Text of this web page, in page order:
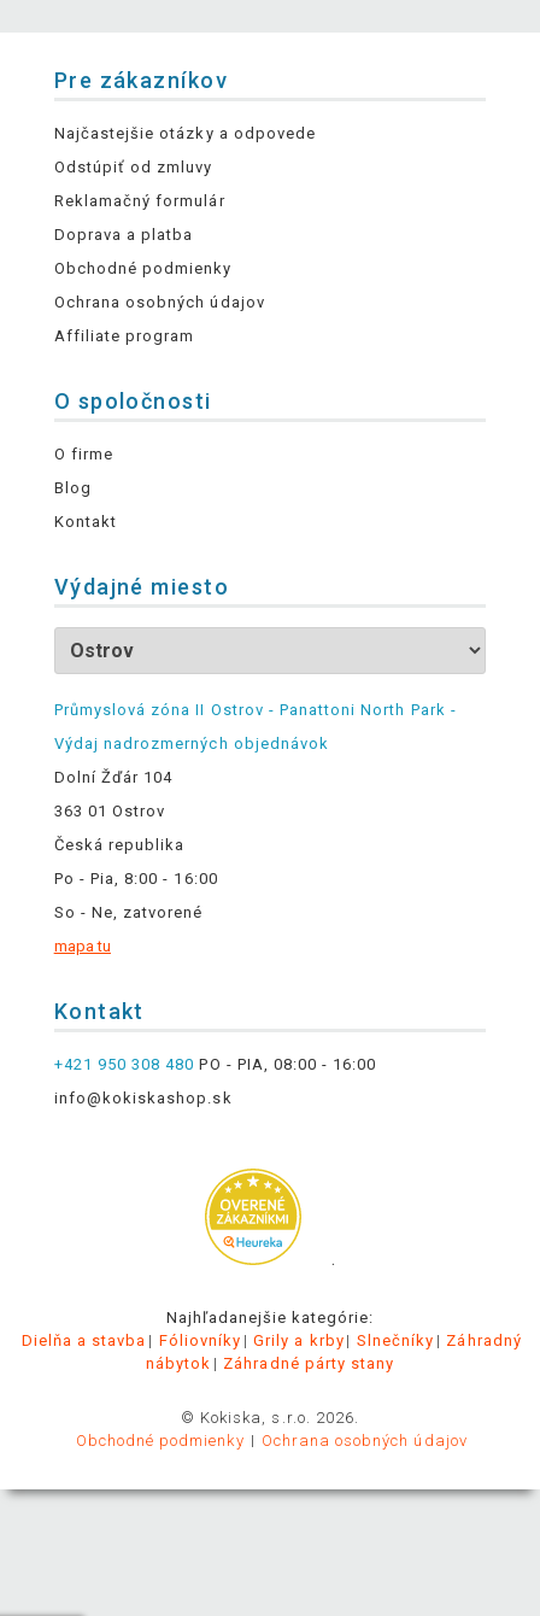
Pre zákazníkov
Najčastejšie otázky a odpovede
Odstúpiť od zmluvy
Reklamačný formulár
Doprava a platba
Obchodné podmienky
Ochrana osobných údajov
Affiliate program
O spoločnosti
O firme
Blog
Kontakt
Výdajné miesto
Průmyslová zóna II Ostrov - Panattoni North Park -
Výdaj nadrozmerných objednávok
Dolní Žďár 104
363 01 Ostrov
Česká republika
Po - Pia, 8:00 - 16:00
So - Ne, zatvorené
mapa tu
Kontakt
+421 950 308 480 PO - PIA, 08:00 - 16:00
info@kokiskashop.sk
.
Najhľadanejšie kategórie:
Dielňa a stavba
Fóliovníky Grily a krby Slnečníky
Záhradný
nábytok
Záhradné párty stany
© Kokiska, s.r.o. 2026.
Obchodné podmienky
Ochrana osobných údajov